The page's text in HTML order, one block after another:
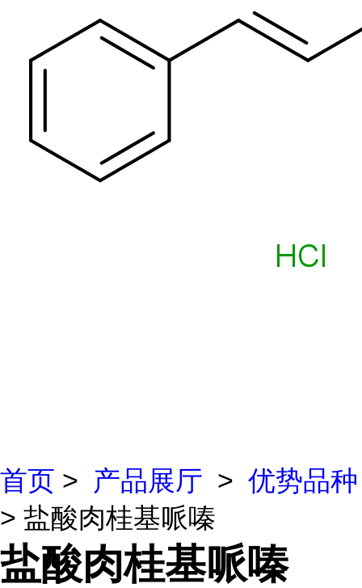
首页 > 产品展厅 > 优势品种
> 盐酸肉桂基哌嗪
盐酸肉桂基哌嗪